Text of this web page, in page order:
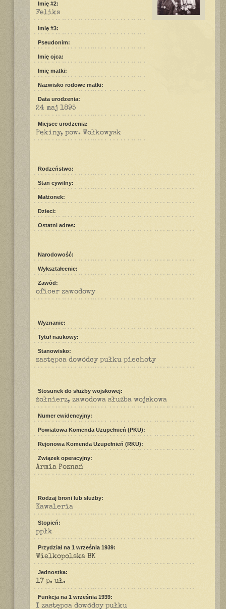
Imię #2:
Feliks
Imię #3:
Pseudonim:
Imię ojca:
Imię matki:
Nazwisko rodowe matki:
Data urodzenia:
24 maj 1895
Miejsce urodzenia:
Pękiny, pow. Wołkowysk
Rodzeństwo:
Stan cywilny:
Małżonek:
Dzieci:
Ostatni adres:
Narodowość:
Wykształcenie:
Zawód:
oficer zawodowy
Wyznanie:
Tytuł naukowy:
Stanowisko:
zastępca dowódcy pułku piechoty
Stosunek do służby wojskowej:
żołnierz, zawodowa służba wojskowa
Numer ewidencyjny:
Powiatowa Komenda Uzupełnień (PKU):
Rejonowa Komenda Uzupełnień (RKU):
Związek operacyjny:
Armia Poznań
Rodzaj broni lub służby:
Kawaleria
Stopień:
ppłk
Przydział na 1 września 1939:
Wielkopolska BK
Jednostka:
17 p. uł.
Funkcja na 1 września 1939:
I zastępca dowódcy pułku